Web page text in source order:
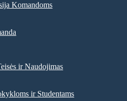
Komandoms
ir Naudojimas
ir Studentams